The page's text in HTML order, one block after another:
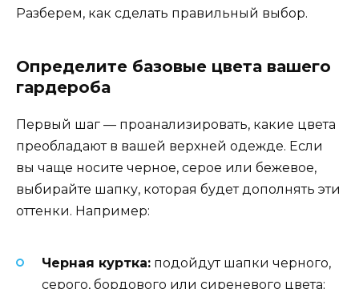
Разберем, как сделать правильный выбор.
Определите базовые цвета вашего
гардероба
Первый шаг — проанализировать, какие цвета
преобладают в вашей верхней одежде. Если
вы чаще носите черное, серое или бежевое,
выбирайте шапку, которая будет дополнять эти
оттенки. Например:
Черная куртка: подойдут шапки черного,
серого, бордового или сиреневого цвета;